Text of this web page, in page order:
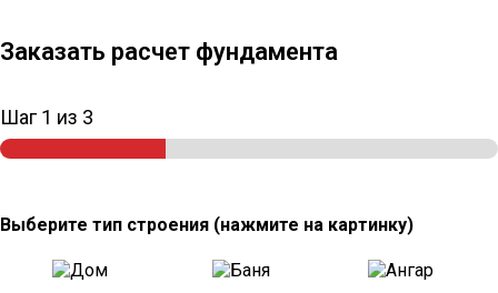
Заказать расчет фундамента
Шаг 1 из 3
Выберите тип строения (нажмите на картинку)